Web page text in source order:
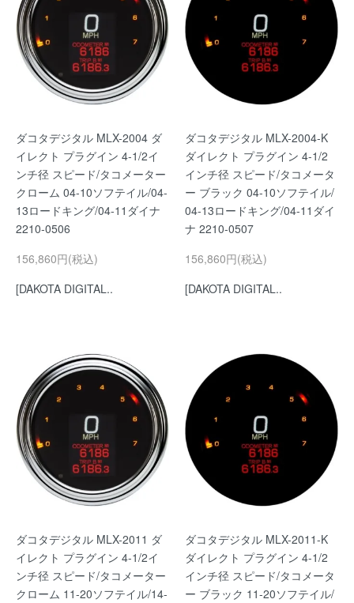
ダコタデジタル MLX-2004 ダ
イレクト プラグイン 4-1/2イ
ンチ径 スピード/タコメーター
クローム 04-10ソフテイル/04-
13ロードキング/04-11ダイナ
2210-0506
156,860円(税込)
[DAKOTA DIGITAL..
ダコタデジタル MLX-2004-K
ダイレクト プラグイン 4-1/2
インチ径 スピード/タコメータ
ー ブラック 04-10ソフテイル/
04-13ロードキング/04-11ダイ
ナ 2210-0507
156,860円(税込)
[DAKOTA DIGITAL..
ダコタデジタル MLX-2011 ダ
イレクト プラグイン 4-1/2イ
ンチ径 スピード/タコメーター
クローム 11-20ソフテイル/14-
ダコタデジタル MLX-2011-K
ダイレクト プラグイン 4-1/2
インチ径 スピード/タコメータ
ー ブラック 11-20ソフテイル/